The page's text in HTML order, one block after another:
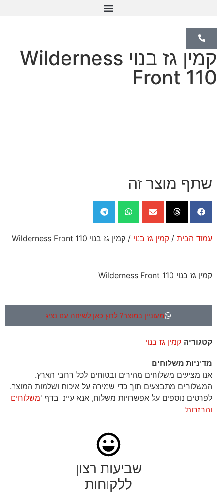
קמין גז בנוי Wilderness
Front 110
עמוד הבית / קמין גז בנוי / קמין גז בנוי Wilderness Front 110
קמין גז בנוי Wilderness Front 110
מעוניין במוצר? לחץ כאן לשיחה עם נציג
קטגוריה קמין גז בנוי
מדיניות משלוחים
אנו מציעים משלוחים מהירים ובטוחים לכל רחבי הארץ.
המשלוחים מתבצעים תוך כדי שמירה על איכות ושלמות המוצר.
לפרטים נוספים על אפשרויות משלוח, אנא עיינו בדף 'משלוחים
והחזרות'
שביעות רצון
ללקוחות
שתף מוצר זה